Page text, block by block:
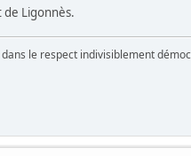
Ligonnès.
le respect indivisiblement